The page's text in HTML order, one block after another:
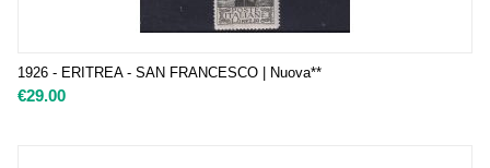
1926 - ERITREA - SAN FRANCESCO | Nuova**
€29.00